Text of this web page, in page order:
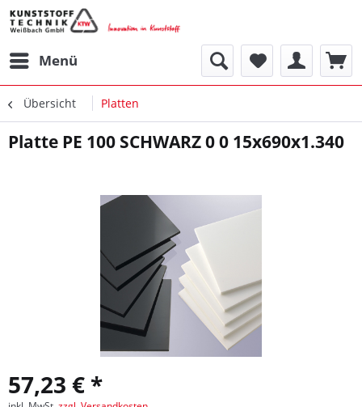
Menü
Übersicht Platten
Platte PE 100 SCHWARZ 0 0 15x690x1.340
57,23 € *